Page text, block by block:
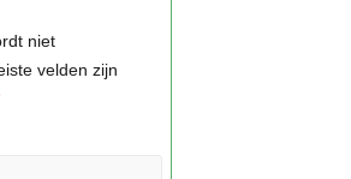
niet
velden zijn